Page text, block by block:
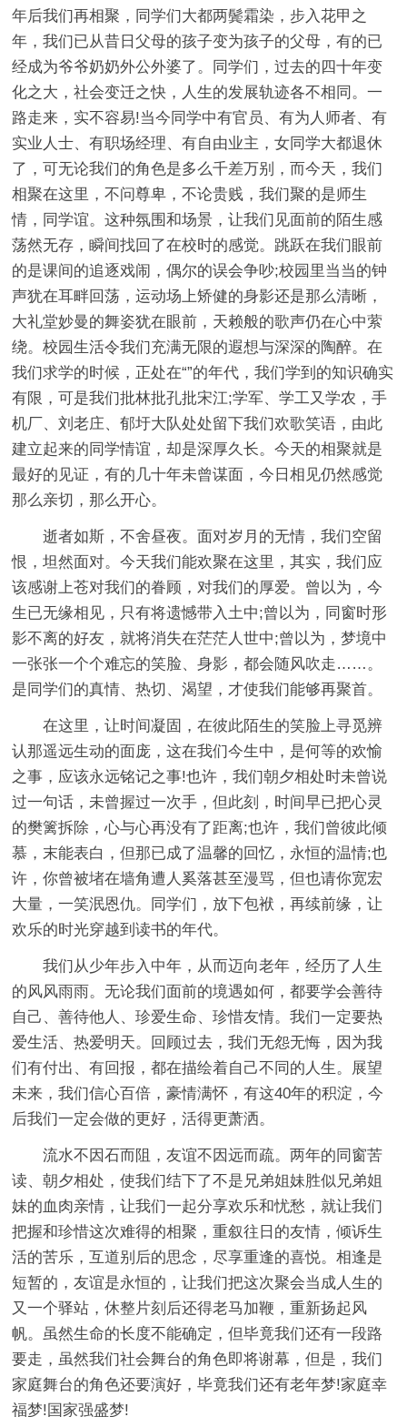
年后我们再相聚，同学们大都两鬓霜染，步入花甲之
年，我们已从昔日父母的孩子变为孩子的父母，有的已
经成为爷爷奶奶外公外婆了。同学们，过去的四十年变
化之大，社会变迁之快，人生的发展轨迹各不相同。一
路走来，实不容易!当今同学中有官员、有为人师者、有
实业人士、有职场经理、有自由业主，女同学大都退休
了，可无论我们的角色是多么千差万别，而今天，我们
相聚在这里，不问尊卑，不论贵贱，我们聚的是师生
情，同学谊。这种氛围和场景，让我们见面前的陌生感
荡然无存，瞬间找回了在校时的感觉。跳跃在我们眼前
的是课间的追逐戏闹，偶尔的误会争吵;校园里当当的钟
声犹在耳畔回荡，运动场上矫健的身影还是那么清晰，
大礼堂妙曼的舞姿犹在眼前，天赖般的歌声仍在心中萦
绕。校园生活令我们充满无限的遐想与深深的陶醉。在
我们求学的时候，正处在“”的年代，我们学到的知识确实
有限，可是我们批林批孔批宋江;学军、学工又学农，手
机厂、刘老庄、郁圩大队处处留下我们欢歌笑语，由此
建立起来的同学情谊，却是深厚久长。今天的相聚就是
最好的见证，有的几十年未曾谋面，今日相见仍然感觉
那么亲切，那么开心。
逝者如斯，不舍昼夜。面对岁月的无情，我们空留
恨，坦然面对。今天我们能欢聚在这里，其实，我们应
该感谢上苍对我们的眷顾，对我们的厚爱。曾以为，今
生已无缘相见，只有将遗憾带入土中;曾以为，同窗时形
影不离的好友，就将消失在茫茫人世中;曾以为，梦境中
一张张一个个难忘的笑脸、身影，都会随风吹走……。
是同学们的真情、热切、渴望，才使我们能够再聚首。
在这里，让时间凝固，在彼此陌生的笑脸上寻觅辨
认那遥远生动的面庞，这在我们今生中，是何等的欢愉
之事，应该永远铭记之事!也许，我们朝夕相处时未曾说
过一句话，未曾握过一次手，但此刻，时间早已把心灵
的樊篱拆除，心与心再没有了距离;也许，我们曾彼此倾
慕，末能表白，但那已成了温馨的回忆，永恒的温情;也
许，你曾被堵在墙角遭人奚落甚至漫骂，但也请你宽宏
大量，一笑泯恩仇。同学们，放下包袱，再续前缘，让
欢乐的时光穿越到读书的年代。
我们从少年步入中年，从而迈向老年，经历了人生
的风风雨雨。无论我们面前的境遇如何，都要学会善待
自己、善待他人、珍爱生命、珍惜友情。我们一定要热
爱生活、热爱明天。回顾过去，我们无怨无悔，因为我
们有付出、有回报，都在描绘着自己不同的人生。展望
未来，我们信心百倍，豪情满怀，有这40年的积淀，今
后我们一定会做的更好，活得更萧洒。
流水不因石而阻，友谊不因远而疏。两年的同窗苦
读、朝夕相处，使我们结下了不是兄弟姐妹胜似兄弟姐
妹的血肉亲情，让我们一起分享欢乐和忧愁，就让我们
把握和珍惜这次难得的相聚，重叙往日的友情，倾诉生
活的苦乐，互道别后的思念，尽享重逢的喜悦。相逢是
短暂的，友谊是永恒的，让我们把这次聚会当成人生的
又一个驿站，休整片刻后还得老马加鞭，重新扬起风
帆。虽然生命的长度不能确定，但毕竟我们还有一段路
要走，虽然我们社会舞台的角色即将谢幕，但是，我们
家庭舞台的角色还要演好，毕竟我们还有老年梦!家庭幸
福梦!国家强盛梦!